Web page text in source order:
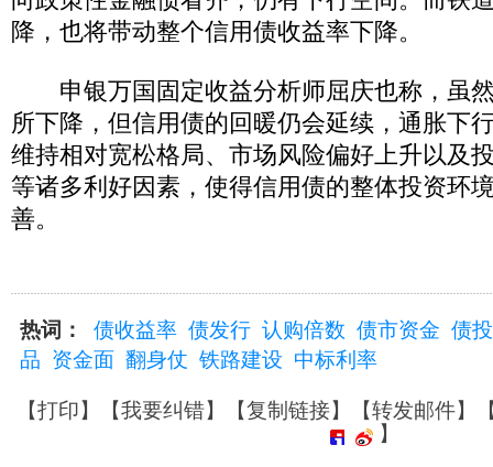
降，也将带动整个信用债收益率下降。
申银万国固定收益分析师屈庆也称，虽
所下降，但信用债的回暖仍会延续，通胀下
维持相对宽松格局、市场风险偏好上升以及
等诸多利好因素，使得信用债的整体投资环
善。
热词： 债收益率 债发行 认购倍数 债市资金 债
品 资金面 翻身仗 铁路建设 中标利率
【打印】【我要纠错】【复制链接】【转发邮件】
】